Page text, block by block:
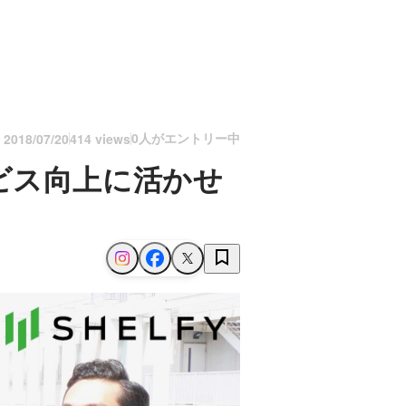
2018/07/20414 views0人がエントリー中
向上に活かせ